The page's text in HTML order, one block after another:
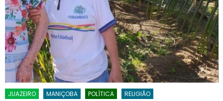
JUAZEIRO MANIÇOBA POLÍTICA RELIGIÃO